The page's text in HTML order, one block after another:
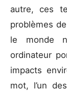
autre, ces
problèmes
le monde
ordinateur
impacts
mot, l’un